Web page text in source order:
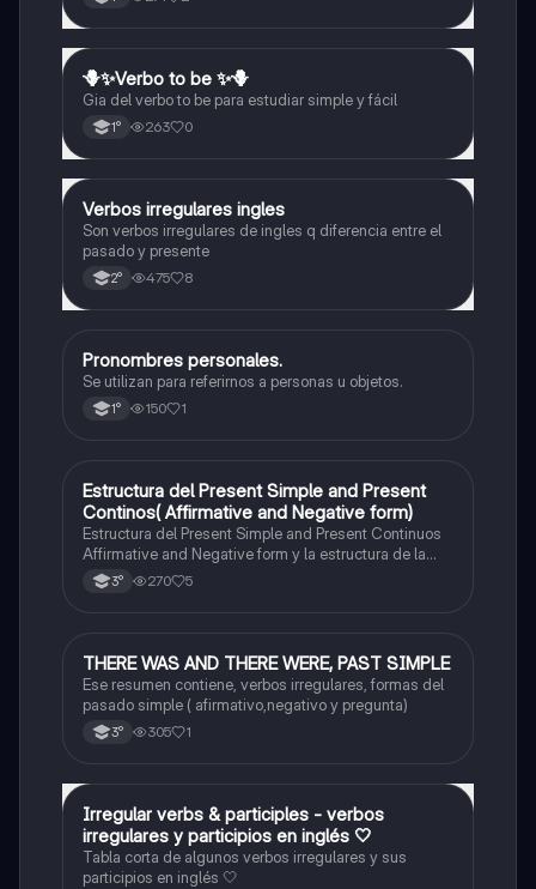
Inglés
🪻✨️Verbo to be ✨️🪻
Gia del verbo to be para estudiar simple y fácil
1° 263 0
Inglés
Verbos irregulares ingles
Son verbos irregulares de ingles q diferencia entre el
pasado y presente
2° 475 8
Inglés
Pronombres personales.
Se utilizan para referirnos a personas u objetos.
1° 150 1
Inglés
Estructura del Present Simple and Present
Continos( Affirmative and Negative form)
Estructura del Present Simple and Present Continuos
Affirmative and Negative form y la estructura de la
pregunta con todas las personas.
3° 270 5
Inglés THERE WAS AND THERE WERE, PAST SIMPLE
Ese resumen contiene, verbos irregulares, formas del
pasado simple ( afirmativo,negativo y pregunta)
3° 305 1
Inglés
Irregular verbs & participles - verbos
irregulares y participios en inglés 🤍
Tabla corta de algunos verbos irregulares y sus
participios en inglés 🤍